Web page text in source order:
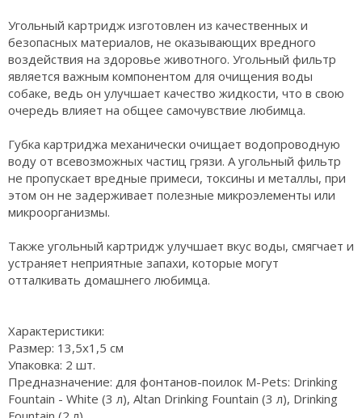
Угольный картридж изготовлен из качественных и
безопасных материалов, не оказывающих вредного
воздействия на здоровье животного. Угольный фильтр
является важным компонентом для очищения воды
собаке, ведь он улучшает качество жидкости, что в свою
очередь влияет на общее самочувствие любимца.
Губка картриджа механически очищает водопроводную
воду от всевозможных частиц грязи. А угольный фильтр
не пропускает вредные примеси, токсины и металлы, при
этом он не задерживает полезные микроэлементы или
микроорганизмы.
Также угольный картридж улучшает вкус воды, смягчает и
устраняет неприятные запахи, которые могут
отталкивать домашнего любимца.
Характеристики:
Размер: 13,5х1,5 см
Упаковка: 2 шт.
Предназначение: для фонтанов-поилок M-Pets: Drinking
Fountain - White (3 л), Altan Drinking Fountain (3 л), Drinking